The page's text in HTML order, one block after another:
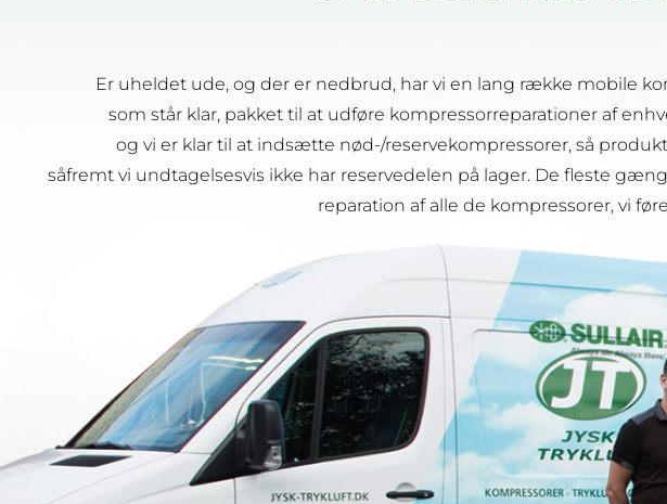
Er uheldet ude, og der er nedbrud, har vi en lang række mobile
som står klar, pakket til at udføre kompressorreparationer af
og vi er klar til at indsætte nød-/reservekompressorer, så
såfremt vi undtagelsesvis ikke har reservedelen på lager. De fleste
reparation af alle de kompressorer, vi